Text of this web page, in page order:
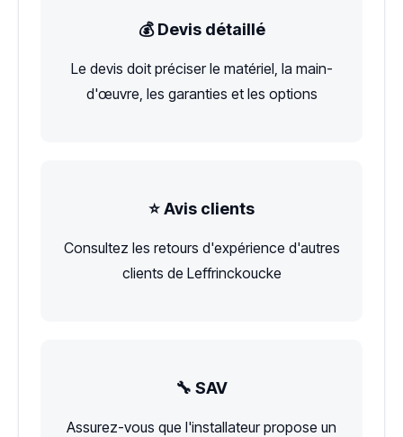
💰 Devis détaillé
Le devis doit préciser le matériel, la main-
d'œuvre, les garanties et les options
⭐ Avis clients
Consultez les retours d'expérience d'autres
clients de Leffrinckoucke
🔧 SAV
Assurez-vous que l'installateur propose un